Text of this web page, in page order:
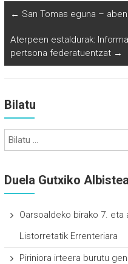
← San Tomas eguna –
Aterpeen estaldurak:
pertsona federatuentzat →
Bilatu
Duela Gutxiko
Oarsoaldeko birako 7.
Listorretatik Errenteriara
Piriniora irteera burutu